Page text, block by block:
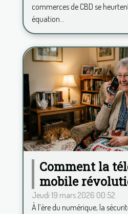
commerces de CBD se
équation...
Comment la
mobile
quotidien des
Jeudi 19 mars 2026 00:52
À l’ère du numérique, la